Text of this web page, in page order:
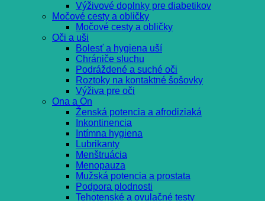
Výživové doplnky pre diabetikov
Močové cesty a obličky
Močové cesty a obličky
Oči a uši
Bolesť a hygiena uší
Chrániče sluchu
Podráždené a suché oči
Roztoky na kontaktné šošovky
Výživa pre oči
Ona a On
Ženská potencia a afrodiziaká
Inkontinencia
Intímna hygiena
Lubrikanty
Menštruácia
Menopauza
Mužská potencia a prostata
Podpora plodnosti
Tehotenské a ovulačné testy